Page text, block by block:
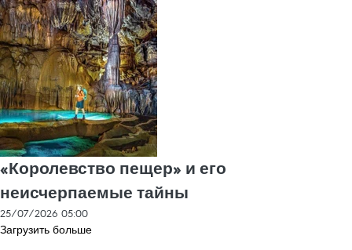
«Королевство пещер» и его
неисчерпаемые тайны
25/07/2026 05:00
Загрузить больше